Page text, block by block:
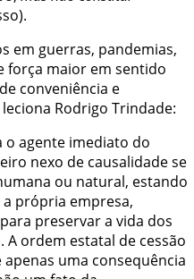
em guerras, pandemias,
força maior em sentido
conveniência e
Rodrigo Trindade:
o agente imediato do
nexo de causalidade se
ou natural, estando
própria empresa,
preservar a vida dos
A ordem estatal de cessão
uma consequência